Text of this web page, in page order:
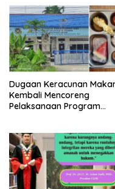
Dugaan Keracunan
Kembali Mencoreng
Pelaksanaan Program
Bersama Kota Dumai